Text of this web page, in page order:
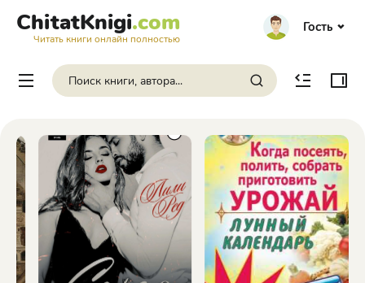
ChitatKnigi.com
Читать книги онлайн полностью
Гость